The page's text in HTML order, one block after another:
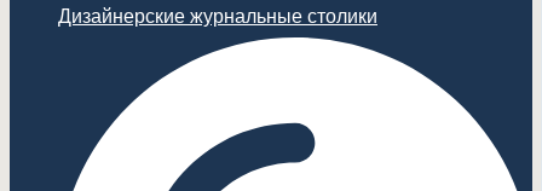
Дизайнерские журнальные столики